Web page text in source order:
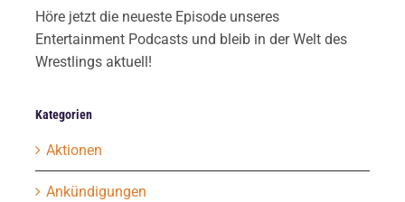
Höre jetzt die neueste Episode unseres
Entertainment Podcasts und bleib in der Welt des
Wrestlings aktuell!
Kategorien
Aktionen
Ankündigungen